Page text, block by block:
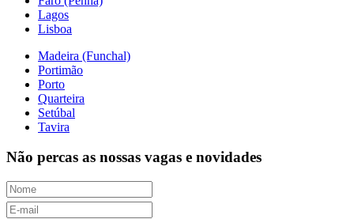
Lagos
Lisboa
Madeira (Funchal)
Portimão
Porto
Quarteira
Setúbal
Tavira
Não percas as nossas vagas e novidades